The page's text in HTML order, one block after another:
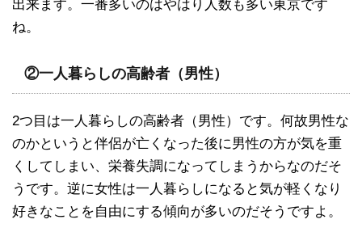
出来ます。一番多いのはやはり人数も多い東京です
ね。
②一人暮らしの高齢者（男性）
2つ目は一人暮らしの高齢者（男性）です。何故男性な
のかというと伴侶が亡くなった後に男性の方が気を重
くしてしまい、栄養失調になってしまうからなのだそ
うです。逆に女性は一人暮らしになると気が軽くなり
好きなことを自由にする傾向が多いのだそうですよ。